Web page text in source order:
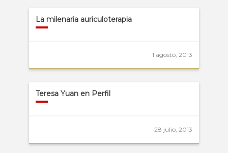
La milenaria auriculoterapia
1 agosto, 2013
Teresa Yuan en Perfil
28 julio, 2013